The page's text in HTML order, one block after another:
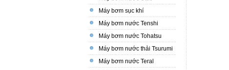
Máy bơm sục khí
Máy bơm nước Tenshi
Máy bơm nước Tohatsu
Máy bơm nước thải Tsurumi
Máy bơm nước Teral